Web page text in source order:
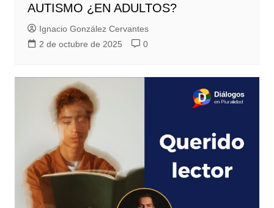
AUTISMO ¿EN ADULTOS?
Ignacio González Cervantes
2 de octubre de 2025
0